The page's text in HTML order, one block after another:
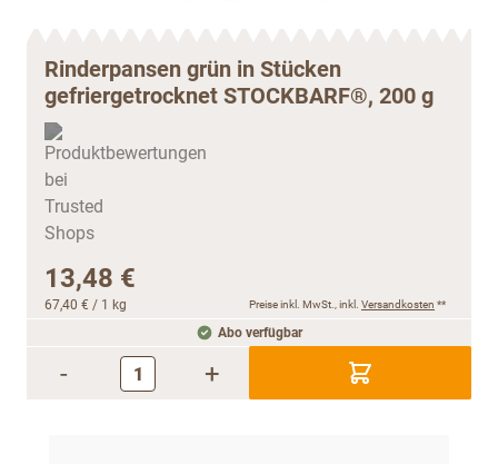
Rinderpansen grün in Stücken
gefriergetrocknet STOCKBARF®, 200 g
13,48 €
67,40 € / 1 kg Preise inkl. MwSt., inkl. Versandkosten **
Abo verfügbar
- +